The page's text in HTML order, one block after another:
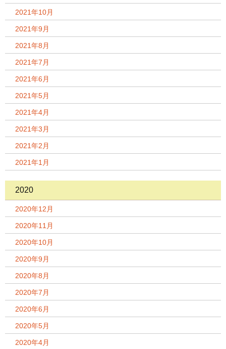
2021年10月
2021年9月
2021年8月
2021年7月
2021年6月
2021年5月
2021年4月
2021年3月
2021年2月
2021年1月
2020
2020年12月
2020年11月
2020年10月
2020年9月
2020年8月
2020年7月
2020年6月
2020年5月
2020年4月